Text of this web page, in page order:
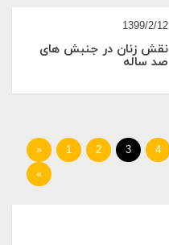
1399/2/12
نقش زنان در جنبش های
صد ساله
« 1 2 3 4
»